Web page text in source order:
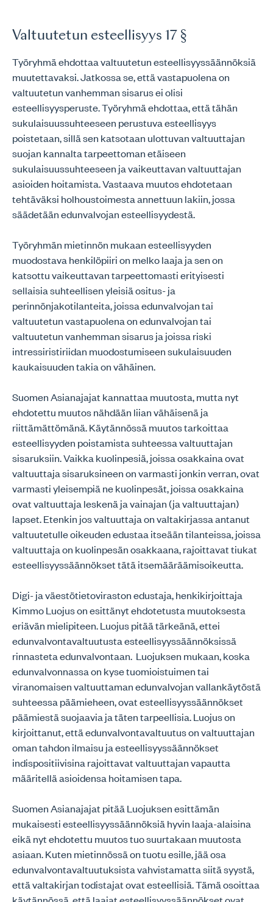
Valtuutetun esteellisyys 17 §
Työryhmä ehdottaa valtuutetun esteellisyyssäännöksiä
muutettavaksi. Jatkossa se, että vastapuolena on
valtuutetun vanhemman sisarus ei olisi
esteellisyysperuste. Työryhmä ehdottaa, että tähän
sukulaisuussuhteeseen perustuva esteellisyys
poistetaan, sillä sen katsotaan ulottuvan valtuuttajan
suojan kannalta tarpeettoman etäiseen
sukulaisuussuhteeseen ja vaikeuttavan valtuuttajan
asioiden hoitamista. Vastaava muutos ehdotetaan
tehtäväksi holhoustoimesta annettuun lakiin, jossa
säädetään edunvalvojan esteellisyydestä.
Työryhmän mietinnön mukaan esteellisyyden
muodostava henkilöpiiri on melko laaja ja sen on
katsottu vaikeuttavan tarpeettomasti erityisesti
sellaisia suhteellisen yleisiä ositus- ja
perinnönjakotilanteita, joissa edunvalvojan tai
valtuutetun vastapuolena on edunvalvojan tai
valtuutetun vanhemman sisarus ja joissa riski
intressiristiriidan muodostumiseen sukulaisuuden
kaukaisuuden takia on vähäinen.
Suomen Asianajajat kannattaa muutosta, mutta nyt
ehdotettu muutos nähdään liian vähäisenä ja
riittämättömänä. Käytännössä muutos tarkoittaa
esteellisyyden poistamista suhteessa valtuuttajan
sisaruksiin. Vaikka kuolinpesiä, joissa osakkaina ovat
valtuuttaja sisaruksineen on varmasti jonkin verran, ovat
varmasti yleisempiä ne kuolinpesät, joissa osakkaina
ovat valtuuttaja leskenä ja vainajan (ja valtuuttajan)
lapset. Etenkin jos valtuuttaja on valtakirjassa antanut
valtuutetulle oikeuden edustaa itseään tilanteissa, joissa
valtuuttaja on kuolinpesän osakkaana, rajoittavat tiukat
esteellisyyssäännökset tätä itsemääräämisoikeutta.
Digi- ja väestötietoviraston edustaja, henkikirjoittaja
Kimmo Luojus on esittänyt ehdotetusta muutoksesta
eriävän mielipiteen. Luojus pitää tärkeänä, ettei
edunvalvontavaltuutusta esteellisyyssäännöksissä
rinnasteta edunvalvontaan. Luojuksen mukaan, koska
edunvalvonnassa on kyse tuomioistuimen tai
viranomaisen valtuuttaman edunvalvojan vallankäytöstä
suhteessa päämieheen, ovat esteellisyyssäännökset
päämiestä suojaavia ja täten tarpeellisia. Luojus on
kirjoittanut, että edunvalvontavaltuutus on valtuuttajan
oman tahdon ilmaisu ja esteellisyyssäännökset
indispositiivisina rajoittavat valtuuttajan vapautta
määritellä asioidensa hoitamisen tapa.
Suomen Asianajajat pitää Luojuksen esittämän
mukaisesti esteellisyyssäännöksiä hyvin laaja-alaisina
eikä nyt ehdotettu muutos tuo suurtakaan muutosta
asiaan. Kuten mietinnössä on tuotu esille, jää osa
edunvalvontavaltuutuksista vahvistamatta siitä syystä,
että valtakirjan todistajat ovat esteellisiä. Tämä osoittaa